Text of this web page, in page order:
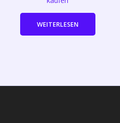
WEITERLESEN